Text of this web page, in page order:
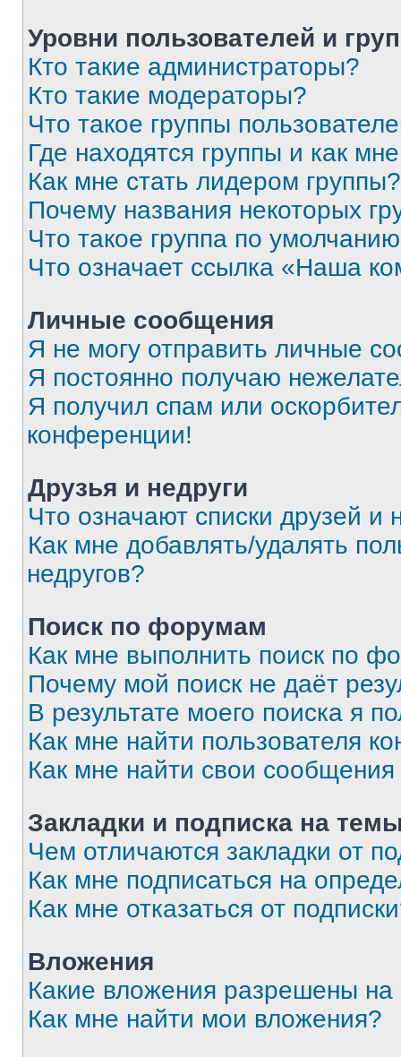
Уровни пользователей и
Кто такие администраторы?
Кто такие модераторы?
Что такое группы
Где находятся группы и как
Как мне стать лидером группы?
Почему названия некоторых
Что такое группа по
Что означает ссылка «Наша
Личные сообщения
Я не могу отправить личные
Я постоянно получаю
Я получил спам или
конференции!
Друзья и недруги
Что означают списки друзей и
Как мне добавлять/удалять
недругов?
Поиск по форумам
Как мне выполнить поиск по
Почему мой поиск не даёт
В результате моего поиска я
Как мне найти пользователя
Как мне найти свои
Закладки и подписка на
Чем отличаются закладки от
Как мне подписаться на
Как мне отказаться от
Вложения
Какие вложения разрешены
Как мне найти мои вложения?